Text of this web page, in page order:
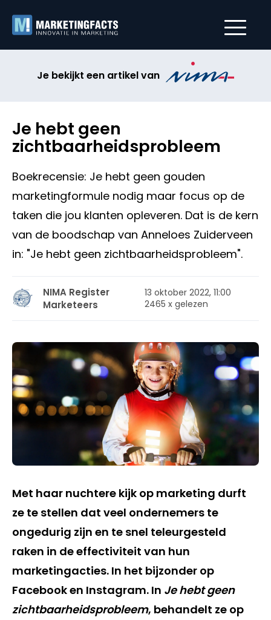
Je bekijkt een artikel van
Je hebt geen
zichtbaarheidsprobleem
Boekrecensie: Je hebt geen gouden
marketingformule nodig maar focus op de
taken die jou klanten opleveren. Dat is de kern
van de boodschap van Anneloes Zuiderveen
in: "Je hebt geen zichtbaarheidsprobleem".
NIMA Register
Marketeers
13 oktober 2022, 11:00
2465 x gelezen
Met haar nuchtere kijk op marketing durft
ze te stellen dat veel ondernemers te
ongedurig zijn en te snel teleurgesteld
raken in de effectiviteit van hun
marketingacties. In het bijzonder op
Facebook en Instagram. In Je hebt geen
zichtbaarheidsprobleem, behandelt ze op